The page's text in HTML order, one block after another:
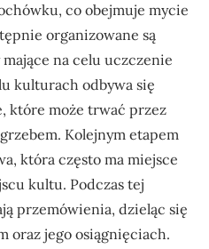
co obejmuje mycie
organizowane są
na celu uczczenie
kulturach odbywa się
które może trwać przez
Kolejnym etapem
która często ma miejsce
kultu. Podczas tej
przemówienia, dzieląc się
oraz jego osiągnięciach.